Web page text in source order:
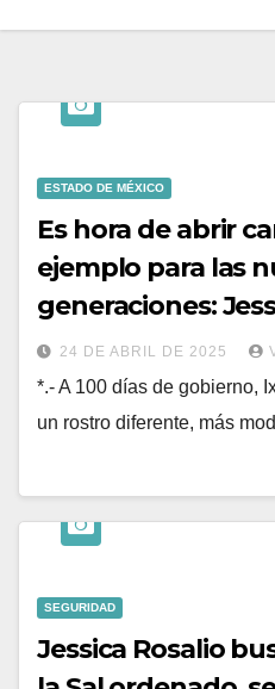
ESTADO DE MÉXICO
Es hora de abrir
ejemplo para las
generaciones:
24 DE ABRIL DE 2025
*.- A 100 días de gobierno,
un rostro diferente, más
SEGURIDAD
Jessica Rosalio